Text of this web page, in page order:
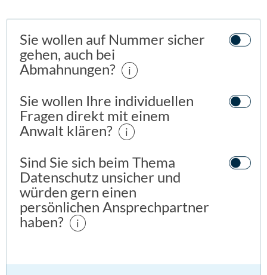
Sie wollen auf Nummer sicher
gehen, auch bei
Abmahnungen?
i
Sie wollen Ihre individuellen
Fragen direkt mit einem
Anwalt klären?
i
Sind Sie sich beim Thema
Datenschutz unsicher und
würden gern einen
persönlichen Ansprechpartner
haben?
i